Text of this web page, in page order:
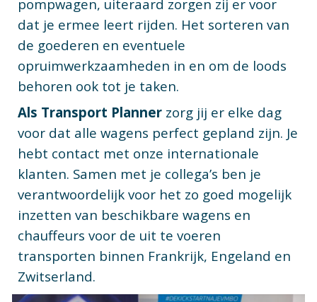
pompwagen, uiteraard zorgen zij er voor
dat je ermee leert rijden. Het sorteren van
de goederen en eventuele
opruimwerkzaamheden in en om de loods
behoren ook tot je taken.
Als Transport Planner zorg jij er elke dag
voor dat alle wagens perfect gepland zijn. Je
hebt contact met onze internationale
klanten. Samen met je collega’s ben je
verantwoordelijk voor het zo goed mogelijk
inzetten van beschikbare wagens en
chauffeurs voor de uit te voeren
transporten binnen Frankrijk, Engeland en
Zwitserland.